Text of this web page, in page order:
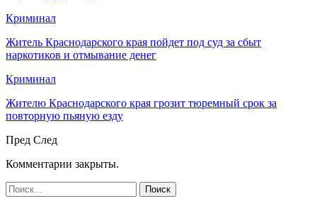
Криминал
Житель Краснодарского края пойдет под суд за сбыт
наркотиков и отмывание денег
Криминал
Жителю Краснодарского края грозит тюремный срок за
повторную пьяную езду
Пред След
Комментарии закрыты.